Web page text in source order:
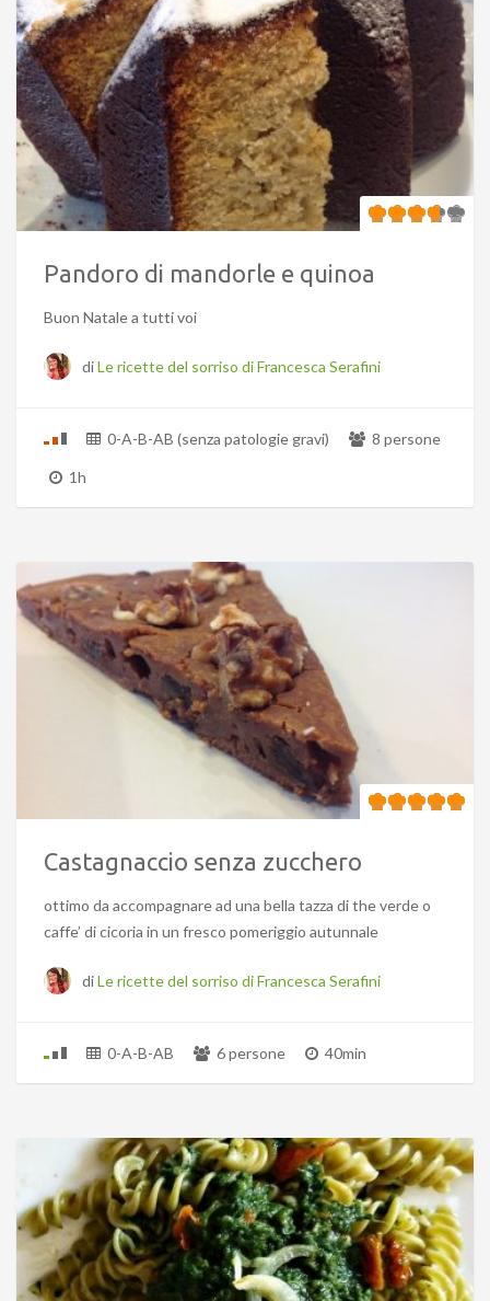
Pandoro di mandorle e quinoa
Buon Natale a tutti voi
diLe ricette del sorriso di Francesca Serafini
0-A-B-AB (senza patologie gravi) 8 persone
1h
Castagnaccio senza zucchero
ottimo da accompagnare ad una bella tazza di the verde o
caffe’ di cicoria in un fresco pomeriggio autunnale
diLe ricette del sorriso di Francesca Serafini
0-A-B-AB 6 persone 40min